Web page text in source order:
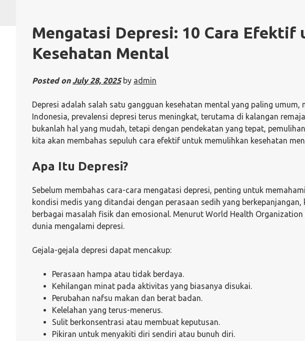
Mengatasi Depresi: 10 Cara Efektif
Kesehatan Mental
Posted onJuly 28, 2025by admin
Depresi adalah salah satu gangguan kesehatan mental yang paling
Indonesia, prevalensi depresi terus meningkat, terutama di kalangan
bukanlah hal yang mudah, tetapi dengan pendekatan yang tepat,
kita akan membahas sepuluh cara efektif untuk memulihkan kesehatan
Apa Itu Depresi?
Sebelum membahas cara-cara mengatasi depresi, penting untuk
kondisi medis yang ditandai dengan perasaan sedih yang
berbagai masalah fisik dan emosional. Menurut World Health
dunia mengalami depresi.
Gejala-gejala depresi dapat mencakup:
Perasaan hampa atau tidak berdaya.
Kehilangan minat pada aktivitas yang biasanya disukai.
Perubahan nafsu makan dan berat badan.
Kelelahan yang terus-menerus.
Sulit berkonsentrasi atau membuat keputusan.
Pikiran untuk menyakiti diri sendiri atau bunuh diri.